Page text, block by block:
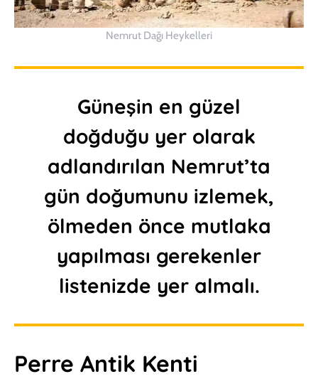
Nemrut Dağı Heykelleri
Güneşin en güzel
doğduğu yer olarak
adlandırılan Nemrut’ta
gün doğumunu izlemek,
ölmeden önce mutlaka
yapılması gerekenler
listenizde yer almalı.
Perre Antik Kenti